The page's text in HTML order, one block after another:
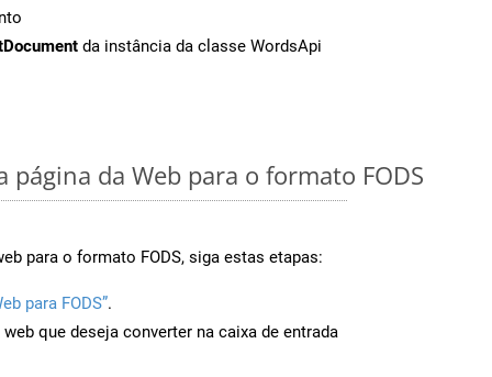
da instância da classe WordsApi
da Web para o formato FODS
para o formato FODS, siga estas etapas:
para FODS”.
que deseja converter na caixa de entrada